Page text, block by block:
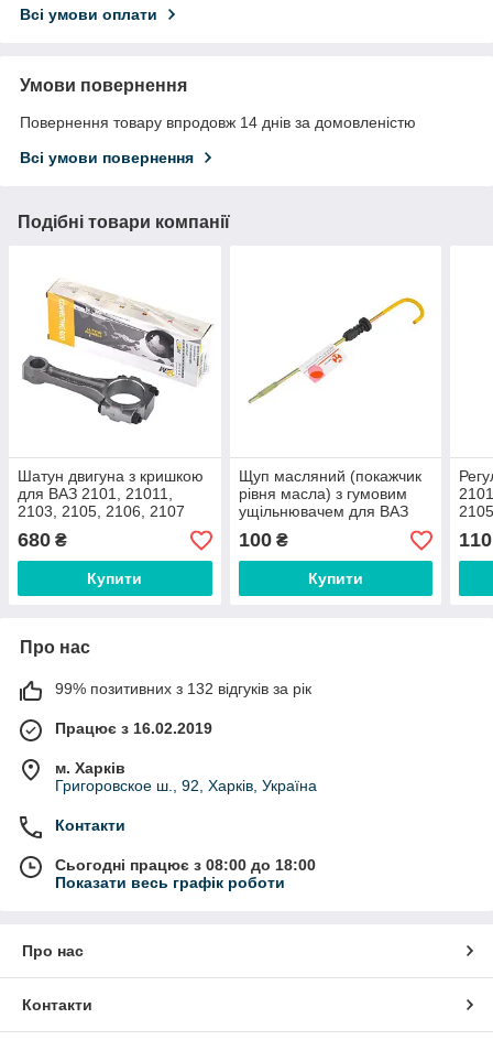
Всі умови оплати
Умови повернення
Повернення товару впродовж 14 днів за домовленістю
Всі умови повернення
Подібні товари компанії
Шатун двигуна з кришкою
для ВАЗ 2101, 21011,
2103, 2105, 2106, 2107
OEM
680 ₴
Купити
Щуп масляний (покажчик
рівня масла) з гумовим
ущільнювачем для ВАЗ
2101, 2102, 2103, 2104,
2105, 2106, 2107
100₴
Купити
110
Про нас
99% позитивних з 132 відгуків за рік
Працює з 16.02.2019
м. Харків
Григоровское ш., 92, Харків, Україна
Контакти
Сьогодні працює з 08:00 до 18:00
Показати весь графік роботи
Про нас
Контакти